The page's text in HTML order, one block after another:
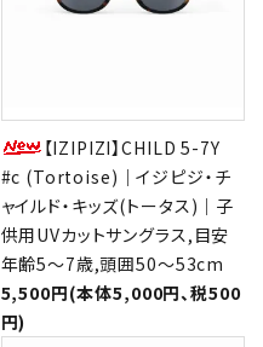
【IZIPIZI】CHILD 5-7Y
#c (Tortoise)｜イジピジ・チ
ャイルド・キッズ(トータス)｜子
供用UVカットサングラス,目安
年齢5～7歳,頭囲50～53cm
5,500円(本体5,000円、税500
円)